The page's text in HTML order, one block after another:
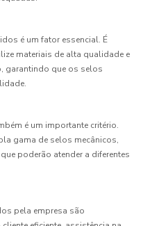
é um fator essencial. É
materiais de alta qualidade e
garantindo que os selos
é um importante critério.
gama de selos mecânicos,
poderão atender a diferentes
pela empresa são